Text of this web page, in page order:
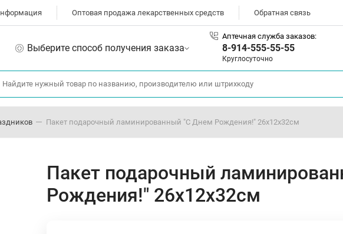
Оптовая продажа лекарственных средств Обратная связь
Выберите способ получения заказа
Аптечная служба заказов:
8-914-555-55-55
Круглосуточно
Пакет подарочный ламинированный "С Днем Рождения!" 26х12х32см
Пакет подарочный
Рождения!" 26х12х32см